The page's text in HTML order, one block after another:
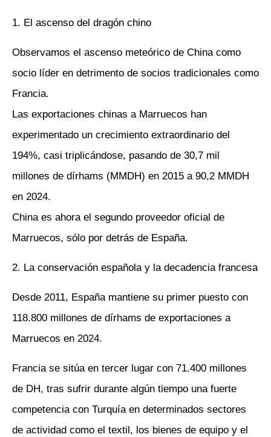
1. El ascenso del dragón chino
Observamos el ascenso meteórico de China como
socio líder en detrimento de socios tradicionales como
Francia.
Las exportaciones chinas a Marruecos han
experimentado un crecimiento extraordinario del
194%, casi triplicándose, pasando de 30,7 mil
millones de dírhams (MMDH) en 2015 a 90,2 MMDH
en 2024.
China es ahora el segundo proveedor oficial de
Marruecos, sólo por detrás de España.
2. La conservación española y la decadencia francesa
Desde 2011, España mantiene su primer puesto con
118.800 millones de dírhams de exportaciones a
Marruecos en 2024.
Francia se sitúa en tercer lugar con 71.400 millones
de DH, tras sufrir durante algún tiempo una fuerte
competencia con Turquía en determinados sectores
de actividad como el textil, los bienes de equipo y el